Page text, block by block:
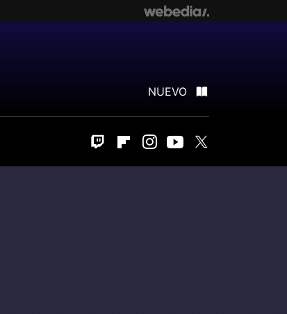
NUEVO
Twitch FlipboardInstagram
Youtube